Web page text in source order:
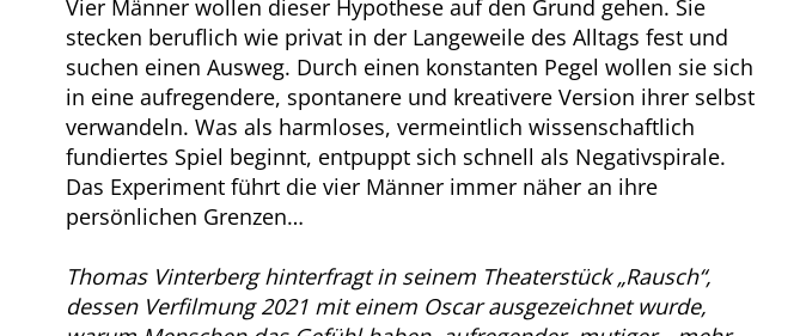
Vier Männer wollen dieser Hypothese auf den Grund gehen. Sie
stecken beruflich wie privat in der Langeweile des Alltags fest und
suchen einen Ausweg. Durch einen konstanten Pegel wollen sie sich
in eine aufregendere, spontanere und kreativere Version ihrer selbst
verwandeln. Was als harmloses, vermeintlich wissenschaftlich
fundiertes Spiel beginnt, entpuppt sich schnell als Negativspirale.
Das Experiment führt die vier Männer immer näher an ihre
persönlichen Grenzen…
Thomas Vinterberg hinterfragt in seinem Theaterstück „Rausch“,
dessen Verfilmung 2021 mit einem Oscar ausgezeichnet wurde,